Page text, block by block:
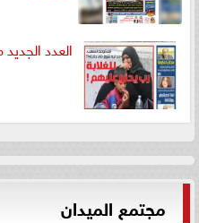
العدد الجديد
مجتمع الميدان